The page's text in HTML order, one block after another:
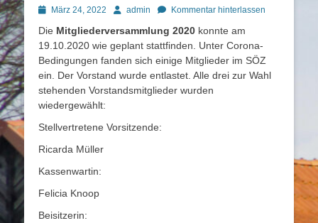
PostedMärz 24, 2022 Autoradmin Kommentar hinterlassen
Die Mitgliederversammlung 2020 konnte am
19.10.2020 wie geplant stattfinden. Unter Corona-
Bedingungen fanden sich einige Mitglieder im SÖZ
ein. Der Vorstand wurde entlastet. Alle drei zur Wahl
stehenden Vorstandsmitglieder wurden
wiedergewählt:
Stellvertretene Vorsitzende:
Ricarda Müller
Kassenwartin:
Felicia Knoop
Beisitzerin: